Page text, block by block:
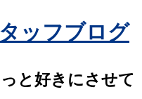
ッフブログ
と好きにさせて